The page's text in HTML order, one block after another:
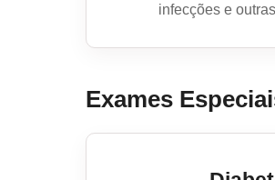
infecções e
Exames